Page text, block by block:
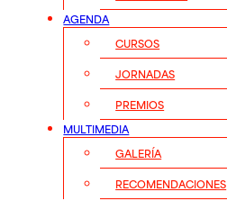
AGENDA
CURSOS
JORNADAS
PREMIOS
MULTIMEDIA
GALERÍA
RECOMENDACIONES